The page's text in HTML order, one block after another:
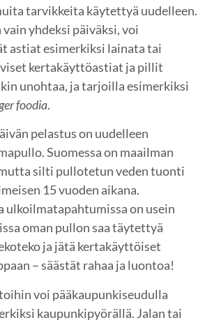
tarvikkeita käytettyä uudelleen.
yhdeksi päiväksi, voi
astiat esimerkiksi lainata tai
kertakäyttöastiat ja pillit
unohtaa, ja tarjoilla esimerkiksi
foodia.
pelastus on uudelleen
Suomessa on maailman
silti pullotetun veden tuonti
15 vuoden aikana.
ulkoilmatapahtumissa on usein
oman pullon saa täytettyä
ja jätä kertakäyttöiset
– säästät rahaa ja luontoa!
voi pääkaupunkiseudulla
kaupunkipyörällä. Jalan tai